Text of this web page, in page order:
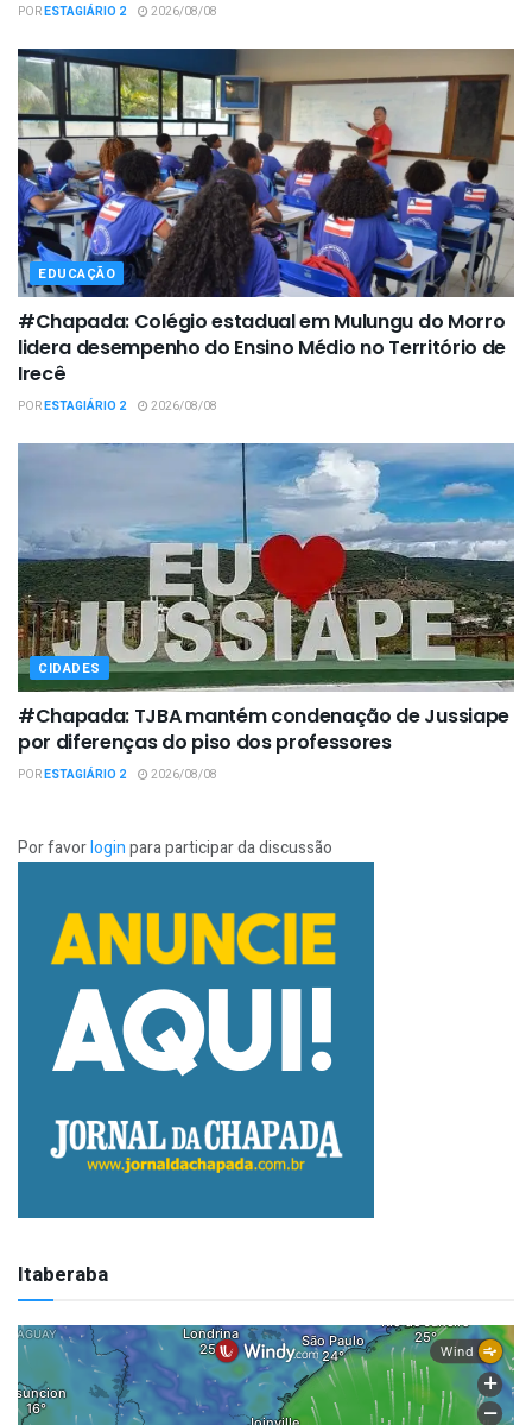
PORESTAGIÁRIO 2 2026/08/08
EDUCAÇÃO
#Chapada: Colégio estadual em Mulungu do Morro
lidera desempenho do Ensino Médio no Território de
Irecê
PORESTAGIÁRIO 2 2026/08/08
CIDADES
#Chapada: TJBA mantém condenação de Jussiape
por diferenças do piso dos professores
PORESTAGIÁRIO 2 2026/08/08
Por favorloginpara participar da discussão
Itaberaba